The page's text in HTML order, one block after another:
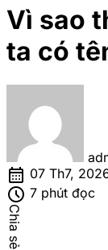
Vì sao
ta có
calendar_month 07 Th7,
schedule 7 phút đọc
Chia sẻ